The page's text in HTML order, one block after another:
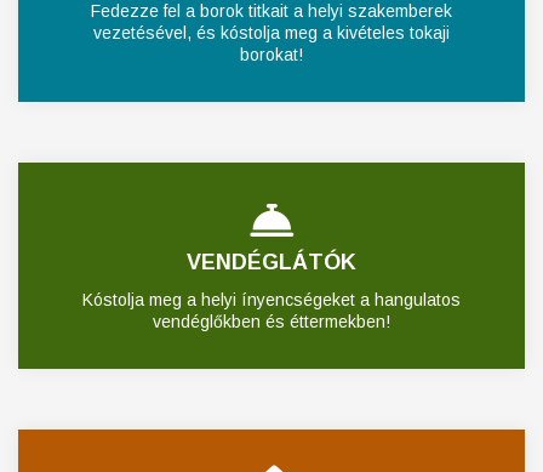
Fedezze fel a borok titkait a helyi szakemberek
vezetésével, és kóstolja meg a kivételes tokaji
borokat!
VENDÉGLÁTÓK
Kóstolja meg a helyi ínyencségeket a hangulatos
vendéglőkben és éttermekben!